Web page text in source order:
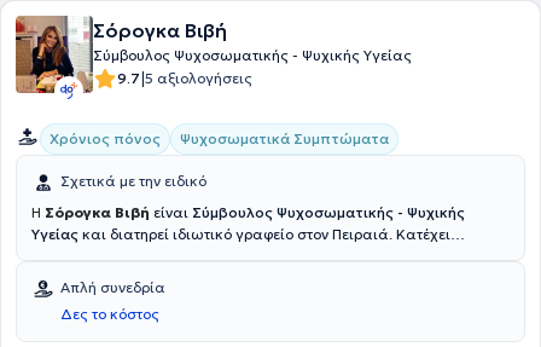
Σόρογκα Βιβή
Σύμβουλος Ψυχοσωματικής - Ψυχικής Υγείας
9.7|5 αξιολογήσεις
Χρόνιος πόνος Ψυχοσωματικά Συμπτώματα
Σχετικά με την ειδικό
Η Σόρογκα Βιβή είναι Σύμβουλος Ψυχοσωματικής - Ψυχικής
Υγείας και διατηρεί ιδιωτικό γραφείο στον Πειραιά. Κατέχει
του Αξιολογικού Προτύπου
College με το California Metropolitan University. Εχει επίσης
ολοκληρώσει μετεκπαιδευτικό πρόγραμμα στην «Ειδική Εκπαίδευση
Εποπτείας στην Αξιολογική Συμβουλευτική» από το Κέντρο
Απλή συνεδρία
Δες το κόστος